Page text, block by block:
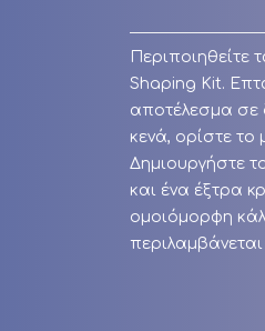
Περιποιηθείτε
Shaping Kit.
αποτέλεσμα σε
κενά, ορίστε το
Δημιουργήστε
και ένα έξτρα
ομοιόμορφη